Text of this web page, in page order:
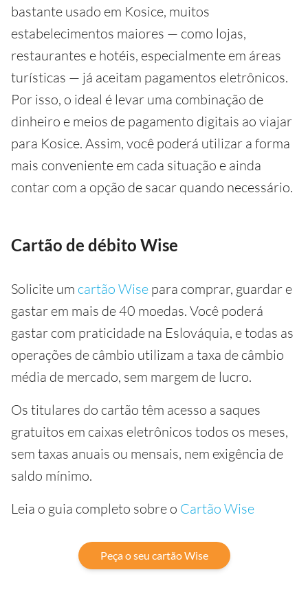
bastante usado em Kosice, muitos
estabelecimentos maiores — como lojas,
restaurantes e hotéis, especialmente em áreas
turísticas — já aceitam pagamentos eletrônicos.
Por isso, o ideal é levar uma combinação de
dinheiro e meios de pagamento digitais ao viajar
para Kosice. Assim, você poderá utilizar a forma
mais conveniente em cada situação e ainda
contar com a opção de sacar quando necessário.
Cartão de débito Wise
Solicite um cartão Wise para comprar, guardar e
gastar em mais de 40 moedas. Você poderá
gastar com praticidade na Eslováquia, e todas as
operações de câmbio utilizam a taxa de câmbio
média de mercado, sem margem de lucro.
Os titulares do cartão têm acesso a saques
gratuitos em caixas eletrônicos todos os meses,
sem taxas anuais ou mensais, nem exigência de
saldo mínimo.
Leia o guia completo sobre o Cartão Wise
Peça o seu cartão Wise